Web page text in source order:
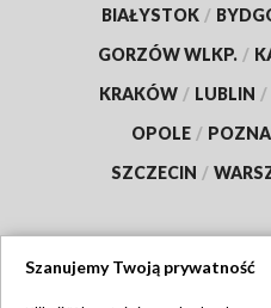
BIAŁYSTOK /
GORZÓW WLKP. /
KRAKÓW / LUBLIN /
OPOLE /
SZCZECIN /
Szanujemy Twoją prywatność